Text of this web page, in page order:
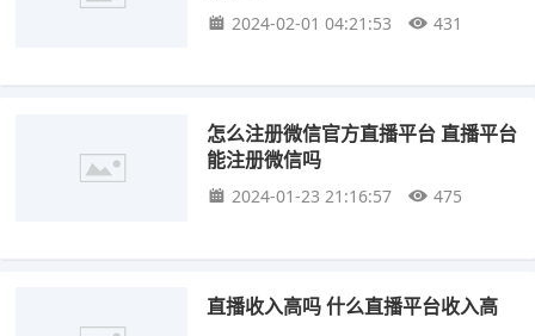
2024-02-01 04:21:53 431
怎么注册微信官方直播平台 直播平台
能注册微信吗
2024-01-23 21:16:57 475
直播收入高吗 什么直播平台收入高